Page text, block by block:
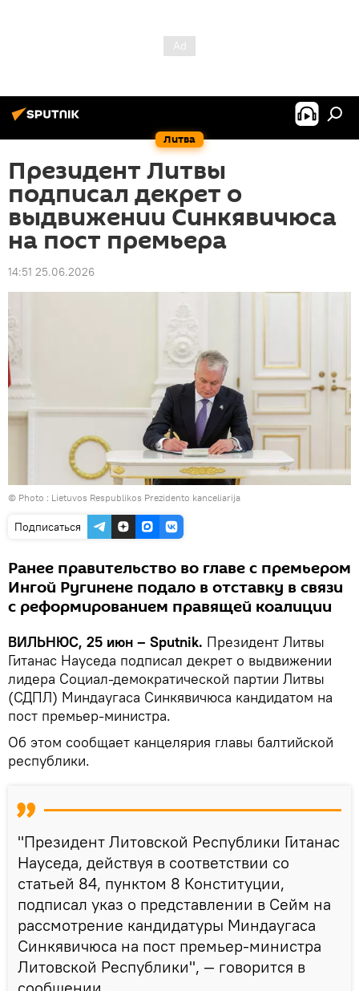
Литва
Президент Литвы
подписал декрет о
выдвижении Синкявичюса
на пост премьера
14:51 25.06.2026
© Photo : Lietuvos Respublikos Prezidento kanceliarija
Подписаться
Ранее правительство во главе с премьером
Ингой Ругинене подало в отставку в связи
с реформированием правящей коалиции
ВИЛЬНЮС, 25 июн – Sputnik. Президент Литвы
Гитанас Науседа подписал декрет о выдвижении
лидера Социал-демократической партии Литвы
(СДПЛ) Миндаугаса Синкявичюса кандидатом на
пост премьер-министра.
Об этом сообщает канцелярия главы балтийской
республики.
"Президент Литовской Республики Гитанас
Науседа, действуя в соответствии со
статьей 84, пунктом 8 Конституции,
подписал указ о представлении в Сейм на
рассмотрение кандидатуры Миндаугаса
Синкявичюса на пост премьер-министра
Литовской Республики", — говорится в